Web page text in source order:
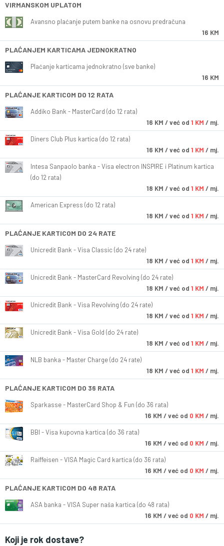
VIRMANSKOM UPLATOM
Avansno plaćanje putem banke na osnovu predračuna
16 KM
PLAĆANJEM KARTICAMA JEDNOKRATNO
Plaćanje karticama jednokratno (sve banke)
16 KM
PLAĆANJE KARTICOM DO 12 RATA
Addiko Bank - MasterCard (do 12 rata)
16 KM / već od 1 KM / mj.
Diners Club Plus kartica (do 12 rata)
16 KM / već od 1 KM / mj.
Intesa Sanpaolo banka - Visa electron INSPIRE i Platinum kartica
(do 12 rata)
18 KM / već od 1 KM / mj.
American Express (do 12 rata)
18 KM / već od 1 KM / mj.
PLAĆANJE KARTICOM DO 24 RATE
Unicredit Bank - Visa Classic (do 24 rate)
18 KM / već od 1 KM / mj.
Unicredit Bank - MasterCard Revolving (do 24 rate)
18 KM / već od 1 KM / mj.
Unicredit Bank - Visa Revolving (do 24 rate)
18 KM / već od 1 KM / mj.
Unicredit Bank - Visa Gold (do 24 rate)
18 KM / već od 1 KM / mj.
NLB banka - Master Charge (do 24 rate)
18 KM / već od 1 KM / mj.
PLAĆANJE KARTICOM DO 36 RATA
Sparkasse - MasterCard Shop & Fun (do 36 rata)
16 KM / već od 0 KM / mj.
BBI - Visa kupovna kartica (do 36 rata)
16 KM / već od 0 KM / mj.
Raiffeisen - VISA Magic Card kartica (do 36 rata)
16 KM / već od 0 KM / mj.
PLAĆANJE KARTICOM DO 48 RATA
ASA banka - VISA Super naša kartica (do 48 rata)
16 KM / već od 0 KM / mj.
Koji je rok dostave?